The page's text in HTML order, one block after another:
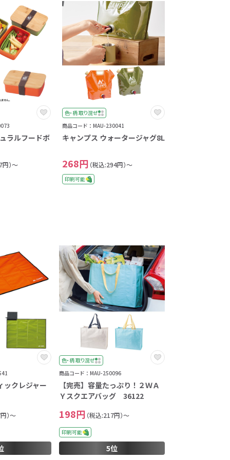
ラルフードボ
円）～
色・柄 取り混ぜ
商品コード：MAU-230041
キャンプス ウォータージャグ8L
268円 （税込:294円）～
印刷可能
ックレジャー
）～
色・柄 取り混ぜ
商品コード：MAU-250096
【完売】容量たっぷり！２ＷＡ
Ｙスクエアバッグ 36122
198円 （税込:217円）～
印刷可能
5位